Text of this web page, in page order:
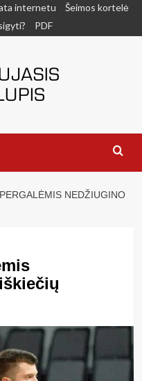
internetu
Šeimos kortelė
PDF
NEDŽIUGINO